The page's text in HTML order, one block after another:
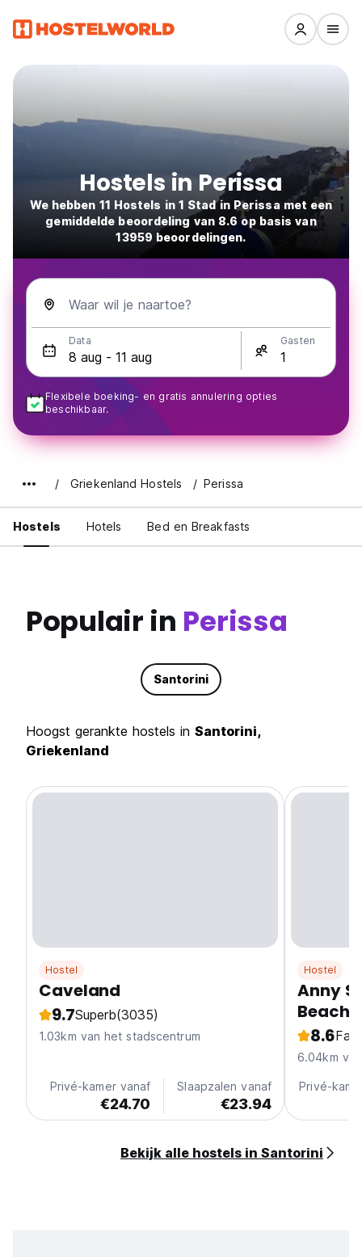
Hostels in Perissa
We hebben 11 Hostels in 1 Stad in Perissa met een
gemiddelde beoordeling van 8.6 op basis van
13959 beoordelingen.
Waar wil je naartoe?
Data Gasten
Flexibele boeking- en gratis annulering opties
beschikbaar.
Griekenland Hostels Perissa
Hostels Hotels Bed en Breakfasts
Populair in Perissa
Santorini
Hoogst gerankte hostels in Santorini,
Griekenland
Hostel
Caveland
9.7Superb(3035)
1.03km van het stadscentrum
Privé-kamer vanaf
€24.70
Slaapzalen vanaf
€23.94
Hostel
Anny
Beach
8.6
6.04km
Privé-
Bekijk alle hostels in Santorini